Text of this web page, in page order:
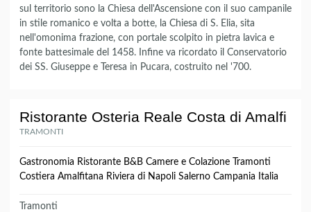
sul territorio sono la Chiesa dell'Ascensione con il suo campanile
in stile romanico e volta a botte, la Chiesa di S. Elia, sita
nell'omonima frazione, con portale scolpito in pietra lavica e
fonte battesimale del 1458. Infine va ricordato il Conservatorio
dei SS. Giuseppe e Teresa in Pucara, costruito nel '700.
Ristorante Osteria Reale Costa di Amalfi
TRAMONTI
Gastronomia Ristorante B&B Camere e Colazione Tramonti
Costiera Amalfitana Riviera di Napoli Salerno Campania Italia
Tramonti